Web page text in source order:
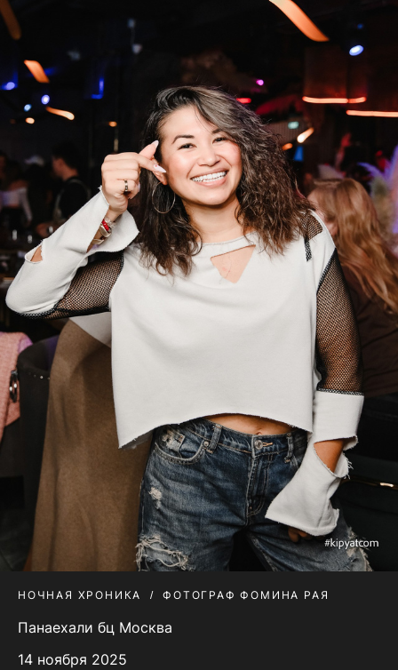
НОЧНАЯ ХРОНИКА ФОТОГРАФ ФОМИНА РАЯ
Панаехали бц Москва
14 ноября 2025